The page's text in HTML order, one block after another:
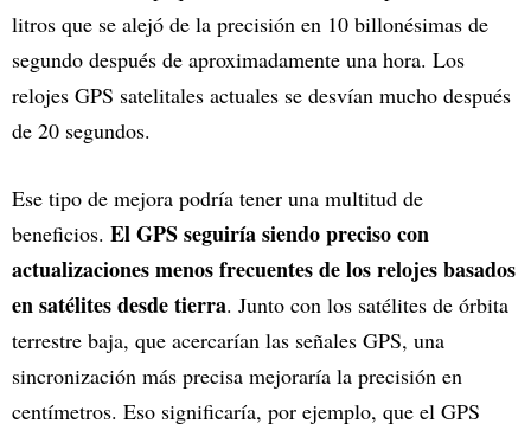
litros que se alejó de la precisión en 10 billonésimas de
segundo después de aproximadamente una hora. Los
relojes GPS satelitales actuales se desvían mucho después
de 20 segundos.
Ese tipo de mejora podría tener una multitud de
beneficios. El GPS seguiría siendo preciso con
actualizaciones menos frecuentes de los relojes basados
en satélites desde tierra. Junto con los satélites de órbita
terrestre baja, que acercarían las señales GPS, una
sincronización más precisa mejoraría la precisión en
centímetros. Eso significaría, por ejemplo, que el GPS